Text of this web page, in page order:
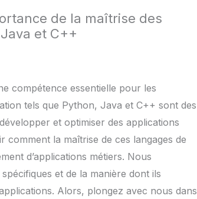
de la maîtrise des
et C++
compétence essentielle pour les
tels que Python, Java et C++ sont des
et optimiser des applications
la maîtrise de ces langages de
d’applications métiers. Nous
et de la manière dont ils
Alors, plongez avec nous dans